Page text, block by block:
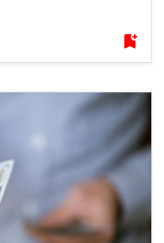
bookmark_add